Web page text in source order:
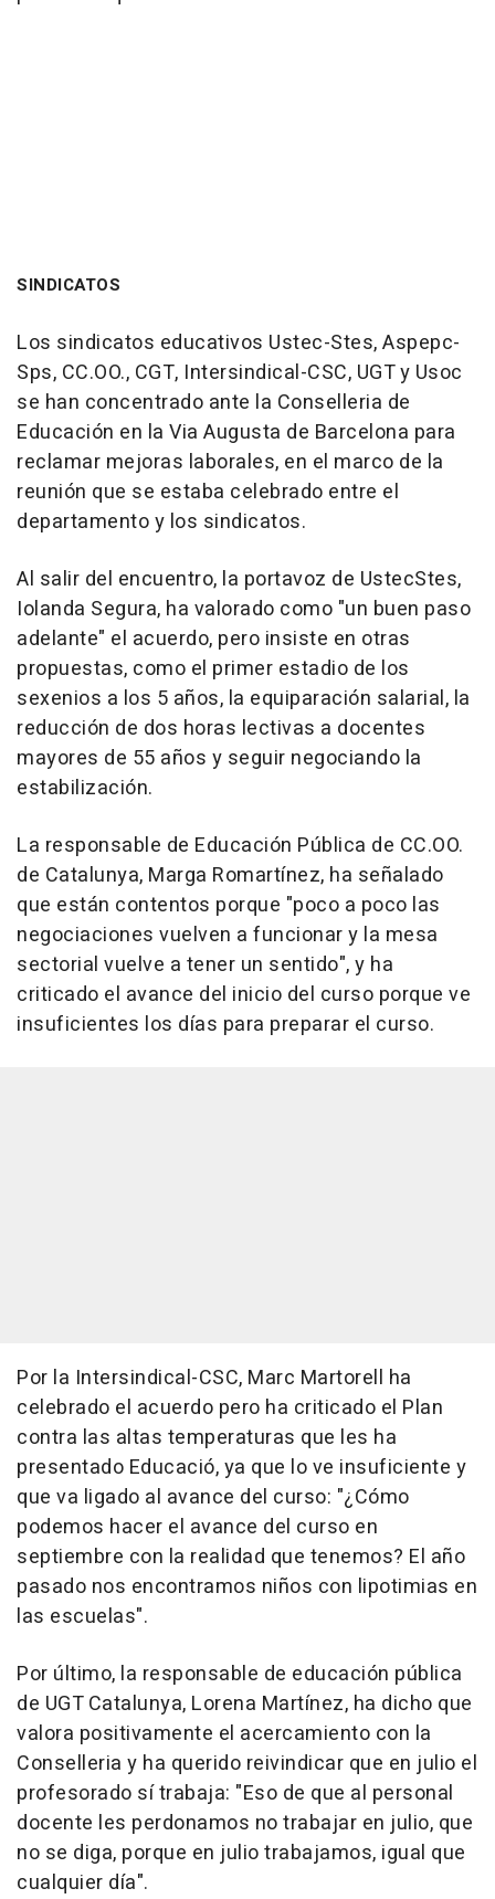
SINDICATOS
Los sindicatos educativos Ustec-Stes, Aspepc-
Sps, CC.OO., CGT, Intersindical-CSC, UGT y Usoc
se han concentrado ante la Conselleria de
Educación en la Via Augusta de Barcelona para
reclamar mejoras laborales, en el marco de la
reunión que se estaba celebrado entre el
departamento y los sindicatos.
Al salir del encuentro, la portavoz de UstecStes,
Iolanda Segura, ha valorado como "un buen paso
adelante" el acuerdo, pero insiste en otras
propuestas, como el primer estadio de los
sexenios a los 5 años, la equiparación salarial, la
reducción de dos horas lectivas a docentes
mayores de 55 años y seguir negociando la
estabilización.
La responsable de Educación Pública de CC.OO.
de Catalunya, Marga Romartínez, ha señalado
que están contentos porque "poco a poco las
negociaciones vuelven a funcionar y la mesa
sectorial vuelve a tener un sentido", y ha
criticado el avance del inicio del curso porque ve
insuficientes los días para preparar el curso.
Por la Intersindical-CSC, Marc Martorell ha
celebrado el acuerdo pero ha criticado el Plan
contra las altas temperaturas que les ha
presentado Educació, ya que lo ve insuficiente y
que va ligado al avance del curso: "¿Cómo
podemos hacer el avance del curso en
septiembre con la realidad que tenemos? El año
pasado nos encontramos niños con lipotimias en
las escuelas".
Por último, la responsable de educación pública
de UGT Catalunya, Lorena Martínez, ha dicho que
valora positivamente el acercamiento con la
Conselleria y ha querido reivindicar que en julio el
profesorado sí trabaja: "Eso de que al personal
docente les perdonamos no trabajar en julio, que
no se diga, porque en julio trabajamos, igual que
cualquier día".